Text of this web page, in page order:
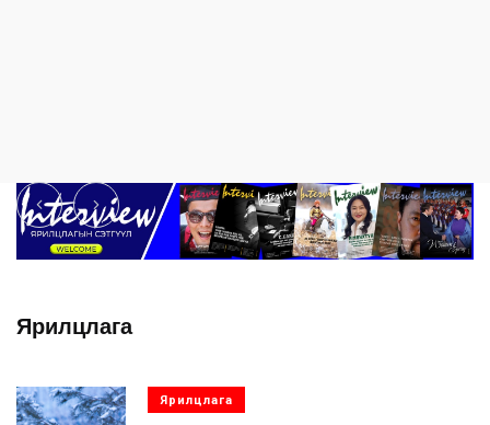
Ярилцлага
Ярилцлага